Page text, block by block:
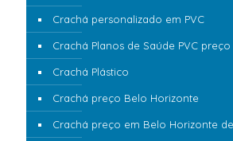
Crachá personalizado em PVC
Crachá Planos de Saúde PVC preço
Crachá Plástico
Crachá preço Belo Horizonte
Crachá preço em Belo Horizonte